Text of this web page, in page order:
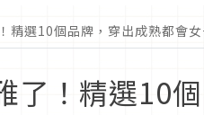
精選10個品牌，穿出成熟都會
了！精選10